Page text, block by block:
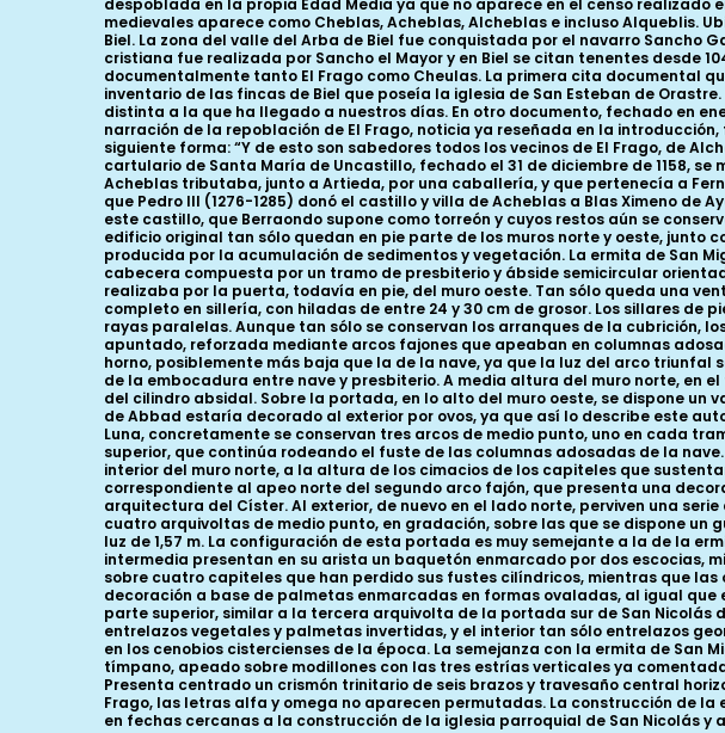
despoblada en la propia Edad Media ya que no aparece en el censo realizado
medievales aparece como Cheblas, Acheblas, Alcheblas e incluso Alqueblis.
Biel. La zona del valle del Arba de Biel fue conquistada por el navarro Sancho
cristiana fue realizada por Sancho el Mayor y en Biel se citan tenentes desde
documentalmente tanto El Frago como Cheulas. La primera cita documental
inventario de las fincas de Biel que poseía la iglesia de San Esteban de
distinta a la que ha llegado a nuestros días. En otro documento, fechado en
narración de la repoblación de El Frago, noticia ya reseñada en la
siguiente forma: “Y de esto son sabedores todos los vecinos de El Frago, de
cartulario de Santa María de Uncastillo, fechado el 31 de diciembre de 1158,
Acheblas tributaba, junto a Artieda, por una caballería, y que pertenecía a
que Pedro III (1276-1285) donó el castillo y villa de Acheblas a Blas Ximeno
este castillo, que Berraondo supone como torreón y cuyos restos aún se
edificio original tan sólo quedan en pie parte de los muros norte y oeste,
producida por la acumulación de sedimentos y vegetación. La ermita de San
cabecera compuesta por un tramo de presbiterio y ábside semicircular
realizaba por la puerta, todavía en pie, del muro oeste. Tan sólo queda una
completo en sillería, con hiladas de entre 24 y 30 cm de grosor. Los sillares
rayas paralelas. Aunque tan sólo se conservan los arranques de la cubrición,
apuntado, reforzada mediante arcos fajones que apeaban en columnas
horno, posiblemente más baja que la de la nave, ya que la luz del arco
de la embocadura entre nave y presbiterio. A media altura del muro norte, en
del cilindro absidal. Sobre la portada, en lo alto del muro oeste, se dispone un
de Abbad estaría decorado al exterior por ovos, ya que así lo describe este
Luna, concretamente se conservan tres arcos de medio punto, uno en cada
superior, que continúa rodeando el fuste de las columnas adosadas de la
interior del muro norte, a la altura de los cimacios de los capiteles que
correspondiente al apeo norte del segundo arco fajón, que presenta una
arquitectura del Císter. Al exterior, de nuevo en el lado norte, perviven una
cuatro arquivoltas de medio punto, en gradación, sobre las que se dispone un
luz de 1,57 m. La configuración de esta portada es muy semejante a la de la
intermedia presentan en su arista un baquetón enmarcado por dos escocias,
sobre cuatro capiteles que han perdido sus fustes cilíndricos, mientras que
decoración a base de palmetas enmarcadas en formas ovaladas, al igual
parte superior, similar a la tercera arquivolta de la portada sur de San Nicolás
entrelazos vegetales y palmetas invertidas, y el interior tan sólo entrelazos
en los cenobios cistercienses de la época. La semejanza con la ermita de
tímpano, apeado sobre modillones con las tres estrías verticales ya
Presenta centrado un crismón trinitario de seis brazos y travesaño central
Frago, las letras alfa y omega no aparecen permutadas. La construcción de la
en fechas cercanas a la construcción de la iglesia parroquial de San Nicolás y